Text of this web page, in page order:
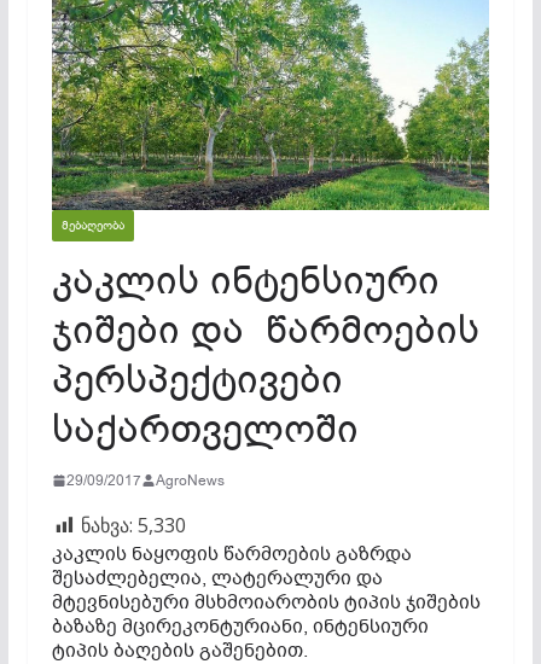
ᲛᲔᲑᲐᲦᲔᲝᲑᲐ
კაკლის ინტენსიური
ჯიშები და წარმოების
პერსპექტივები
საქართველოში
29/09/2017 AgroNews
ნახვა: 5,330
კაკლის ნაყოფის წარმოების გაზრდა
შესაძლებელია, ლატერალური და
მტევნისებური მსხმოიარობის ტიპის ჯიშების
ბაზაზე მცირეკონტურიანი, ინტენსიური
ტიპის ბაღების გაშენებით.